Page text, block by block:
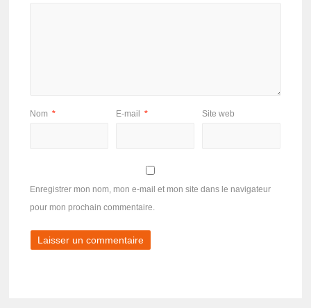
Nom * E-mail * Site web
Enregistrer mon nom, mon e-mail et mon site dans le navigateur
pour mon prochain commentaire.